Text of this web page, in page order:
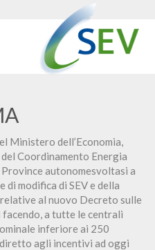
Ministero dell’Economia,
Coordinamento Energia
autonomesvoltasi a
di modifica di SEV e della
al nuovo Decreto sulle
a tutte le centrali
inferiore ai 250
agli incentivi ad oggi